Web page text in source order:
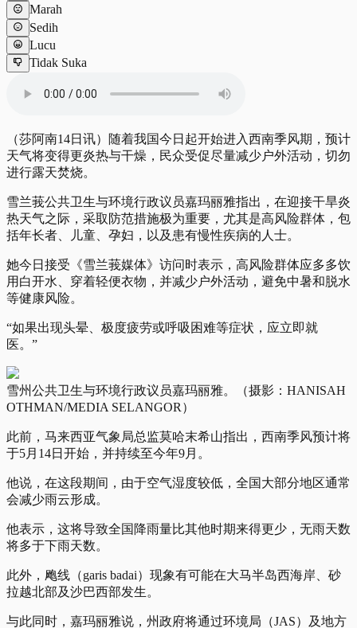
Marah
Sedih
Lucu
Tidak Suka
（莎阿南14日讯）随着我国今日起开始进入西南季风期，预计
天气将变得更炎热与干燥，民众受促尽量减少户外活动， 切勿
进行露天焚烧。
雪兰莪公共卫生与环境行政议员嘉玛丽雅指出，在迎接干旱炎
热天气之际，采取防范措施极为重要，尤其是高风险群体，包
括年长者、儿童、孕妇，以及患有慢性疾病的人士。
她今日接受《雪兰莪媒体》访问时表示，高风险群体应多多饮
用白开水、穿着轻便衣物，并减少户外活动，避免中暑和脱水
等健康风险。
“如果出现头晕、极度疲劳或呼吸困难等症状，应立即就
医。”
雪州公共卫生与环境行政议员嘉玛丽雅。（摄影：HANISAH
OTHMAN/MEDIA SELANGOR）
此前，马来西亚气象局总监莫哈末希山指出，西南季风预计将
于5月14日开始，并持续至今年9月。
他说，在这段期间，由于空气湿度较低，全国大部分地区通常
会减少雨云形成。
他表示，这将导致全国降雨量比其他时期来得更少，无雨天数
将多于下雨天数。
此外，飑线（garis badai）现象有可能在大马半岛西海岸、砂
拉越北部及沙巴西部发生。
与此同时，嘉玛丽雅说，州政府将通过环境局（JAS）及地方